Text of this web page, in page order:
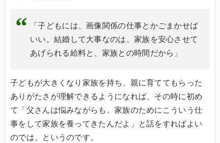
「子どもには、画像関係の仕事とかごまかせば
いい。結婚して大事なのは、家族を安心させて
あげられる給料と、家族との時間だから」
子どもが大きくなり家族を持ち、親に育ててもらった
ありがたさが理解できるようになれば、その時に初め
て「父さんは悩みながらも、家族のためにこういう仕
事をして家族を養ってきたんだよ」と話をすればよい
のでは、というのです。